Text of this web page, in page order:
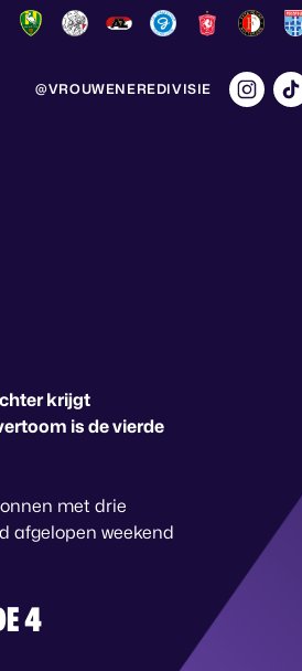
@VROUWENEREDIVISIE
krijgt
is de vierde
met drie
afgelopen weekend
4